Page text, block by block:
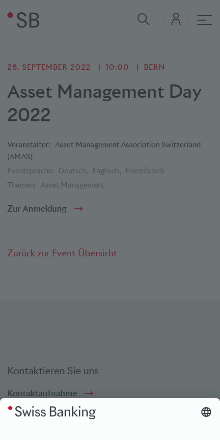
28. SEPTEMBER 2022 10:00 BERN
Asset Management Day
2022
Veranstalter: Asset Management Association Switzerland
(AMAS)
Eventsprache:
Deutsch Englisch
Französisch
Themen: Asset Management
Zur Anmeldung
Zurück zur Event-Übersicht
Kontaktieren Sie uns
Kontaktaufnahme